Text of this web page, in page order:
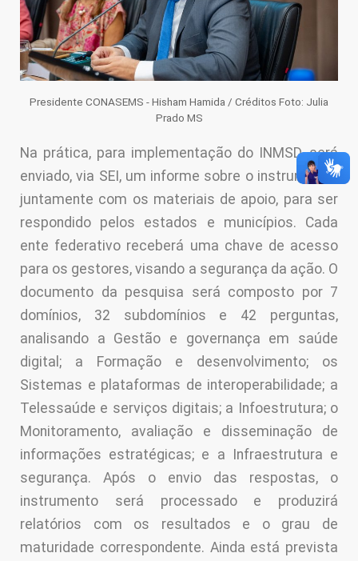
Presidente CONASEMS - Hisham Hamida / Créditos Foto: Julia
Prado MS
Na prática, para implementação do INMSD, será
enviado, via SEI, um informe sobre o instrumento,
juntamente com os materiais de apoio, para ser
respondido pelos estados e municípios. Cada
ente federativo receberá uma chave de acesso
para os gestores, visando a segurança da ação. O
documento da pesquisa será composto por 7
domínios, 32 subdomínios e 42 perguntas,
analisando a Gestão e governança em saúde
digital; a Formação e desenvolvimento; os
Sistemas e plataformas de interoperabilidade; a
Telessaúde e serviços digitais; a Infoestrutura; o
Monitoramento, avaliação e disseminação de
informações estratégicas; e a Infraestrutura e
segurança. Após o envio das respostas, o
instrumento será processado e produzirá
relatórios com os resultados e o grau de
maturidade correspondente. Ainda está prevista